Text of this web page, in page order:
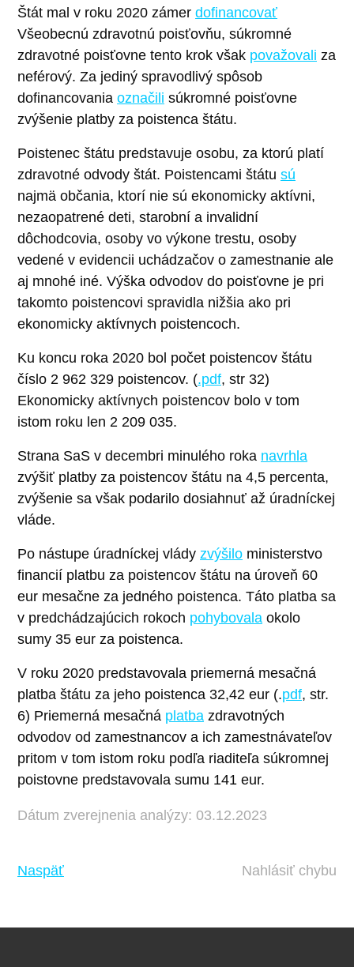
Štát mal v roku 2020 zámer dofinancovať
Všeobecnú zdravotnú poisťovňu, súkromné
zdravotné poisťovne tento krok však považovali za
neférový. Za jediný spravodlivý spôsob
dofinancovania označili súkromné poisťovne
zvýšenie platby za poistenca štátu.
Poistenec štátu predstavuje osobu, za ktorú platí
zdravotné odvody štát. Poistencami štátu sú
najmä občania, ktorí nie sú ekonomicky aktívni,
nezaopatrené deti, starobní a invalidní
dôchodcovia, osoby vo výkone trestu, osoby
vedené v evidencii uchádzačov o zamestnanie ale
aj mnohé iné. Výška odvodov do poisťovne je pri
takomto poistencovi spravidla nižšia ako pri
ekonomicky aktívnych poistencoch.
Ku koncu roka 2020 bol počet poistencov štátu
číslo 2 962 329 poistencov. (.pdf, str 32)
Ekonomicky aktívnych poistencov bolo v tom
istom roku len 2 209 035.
Strana SaS v decembri minulého roka navrhla
zvýšiť platby za poistencov štátu na 4,5 percenta,
zvýšenie sa však podarilo dosiahnuť až úradníckej
vláde.
Po nástupe úradníckej vlády zvýšilo ministerstvo
financií platbu za poistencov štátu na úroveň 60
eur mesačne za jedného poistenca. Táto platba sa
v predchádzajúcich rokoch pohybovala okolo
sumy 35 eur za poistenca.
V roku 2020 predstavovala priemerná mesačná
platba štátu za jeho poistenca 32,42 eur (.pdf, str.
6) Priemerná mesačná platba zdravotných
odvodov od zamestnancov a ich zamestnávateľov
pritom v tom istom roku podľa riaditeľa súkromnej
poistovne predstavovala sumu 141 eur.
Dátum zverejnenia analýzy: 03.12.2023
Naspäť Nahlásiť chybu